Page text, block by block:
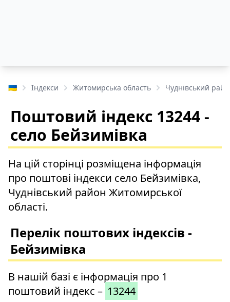
🇺🇦 Індекси Житомирська область Чуднівський
Поштовий індекс 13244 -
село Бейзимівка
На цій сторінці розміщена інформація
про поштові індекси село Бейзимівка,
Чуднівський район Житомирської
області.
Перелік поштових індексів -
Бейзимівка
В нашій базі є інформація про 1
поштовий індекс – 13244